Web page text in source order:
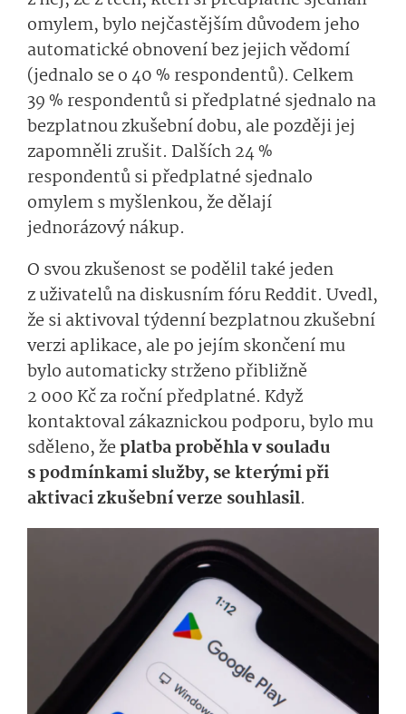
omylem, bylo nejčastějším důvodem jeho
automatické obnovení bez jejich vědomí
(jednalo se o 40 % respondentů). Celkem
39 % respondentů si předplatné sjednalo na
bezplatnou zkušební dobu, ale později jej
zapomněli zrušit. Dalších 24 %
respondentů si předplatné sjednalo
omylem s myšlenkou, že dělají
jednorázový nákup.
O svou zkušenost se podělil také jeden
z uživatelů na diskusním fóru Reddit. Uvedl,
že si aktivoval týdenní bezplatnou zkušební
verzi aplikace, ale po jejím skončení mu
bylo automaticky strženo přibližně
2 000 Kč za roční předplatné. Když
kontaktoval zákaznickou podporu, bylo mu
sděleno, žeplatba proběhla v souladu
s podmínkami služby, se kterými při
aktivaci zkušební verze souhlasil.